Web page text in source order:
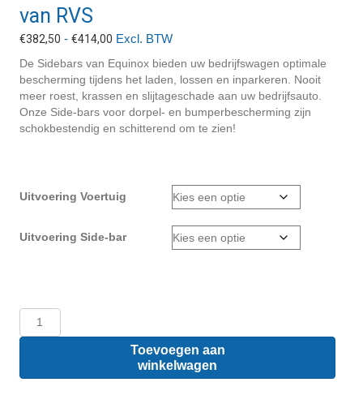
van RVS
€382,50 - €414,00 Prijsklasse:
tot
€414,00
Excl. BTW
De Sidebars van Equinox bieden uw bedrijfswagen optimale
bescherming tijdens het laden, lossen en inparkeren. Nooit
meer roest, krassen en slijtageschade aan uw bedrijfsauto.
Onze Side-bars voor dorpel- en bumperbescherming zijn
schokbestendig en schitterend om te zien!
Uitvoering Voertuig
Uitvoering Side-bar
Ford
Transit
-
Toevoegen aan
winkelwagen